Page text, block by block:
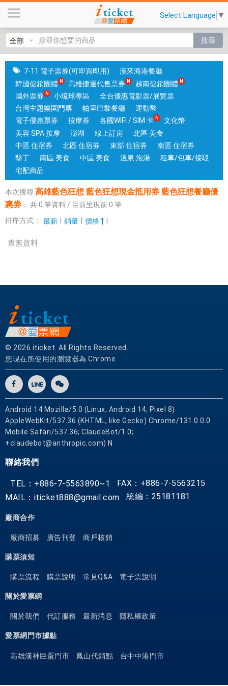
藍
色
狂
想
藍
色
狂
想
現
金
抵
券
藍
惠
Select Language ▼
搜尋
7-11 電子票券(可即買即用)
漢來海港餐廳
韓國促銷團體
高雄捷運代售票券
越南促銷團體
國外票券
小琉球專區
全台優惠電影票/展覽票
台灣主題樂園門票
帕里巴黎餐廳
運動幣
電子優惠票券
按摩券 各國WIFI / SIM 卡
文化幣
美容 SPA 按摩
澎湖 線上訂房
北區 美食
中區 住宿券
北區 住宿券 東部 住宿券
南區 住宿券
墾丁
南區 美食 中區 美食 溫泉 泡湯
租車/包車/接駁
宅配商品
本次搜尋 高雄藍色狂想 藍色狂想現金抵用券 藍色狂想餐廳優
惠券 ， 共0 筆資料 / 目前呈現前0 筆
排序方式：
最新 銷量 價格
查無資料
© 2026 iticket. All Rights Reserved.
您現在所使用的瀏覽器為 Chrome
Android 14 Mozilla/5.0 (Linux; Android 14; Pixel 8)
AppleWebKit/537.36 (KHTML, like Gecko) Chrome/131.0.0.0
Mobile Safari/537.36; ClaudeBot/1.0;
+claudebot@anthropic.com) N
聯絡我們
TEL：+886-7-5563890~1
FAX：+886-7-5563215
MAIL：iticket888@gmail.com
統編：25181181
廠商合作
廠商招募 廣告刊登 商戶核銷
購票須知
購票流程 購票說明 常見Q&A 電子票說明
關於愛票網
關於我們 代訂服務 最新消息 隱私權政策
愛票網門市據點
高雄漢神巨蛋門市 鳳山代銷點 台中中港門市